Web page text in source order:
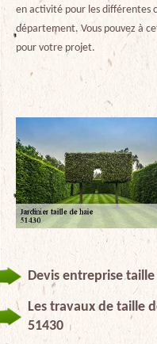
en activité pour les différentes
département. Vous pouvez à
pour votre projet.
Devis entreprise
Les travaux de taille
51430